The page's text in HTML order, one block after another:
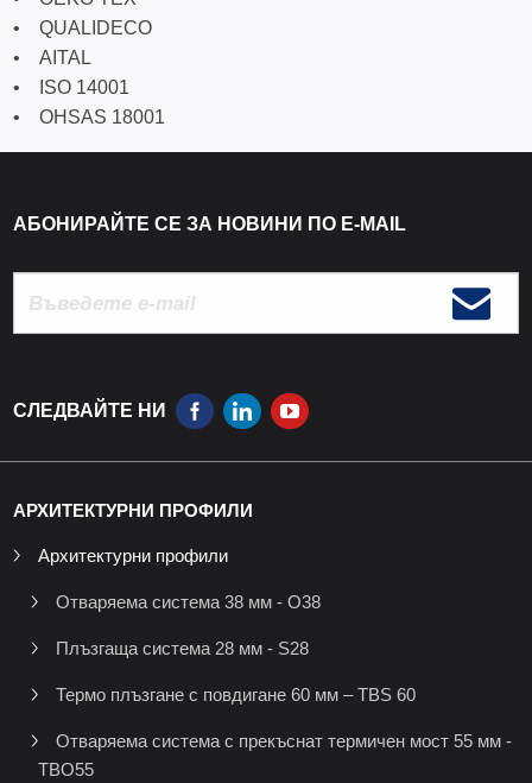
• QUALIDECO
• AITAL
• ISO 14001
• OHSAS 18001
АБОНИРАЙТЕ СЕ ЗА НОВИНИ ПО E-MAIL
СЛЕДВАЙТЕ НИ
АРХИТЕКТУРНИ ПРОФИЛИ
Архитектурни профили
Отваряема система 38 мм - O38
Плъзгаща система 28 мм - S28
Термо плъзгане с повдигане 60 мм – TBS 60
Отваряема система с прекъснат термичен мост 55 мм -
TBO55